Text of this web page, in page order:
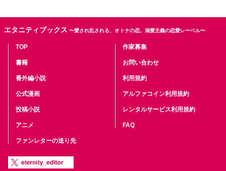
エタニティブックス 〜愛され乱される、オトナの恋。溺愛主義の恋愛レーベル〜
TOP
書籍
番外編小説
公式漫画
投稿小説
アニメ
ファンレターの送り先
作家募集
お問い合わせ
利用規約
アルファコイン利用規約
レンタルサービス利用規約
FAQ